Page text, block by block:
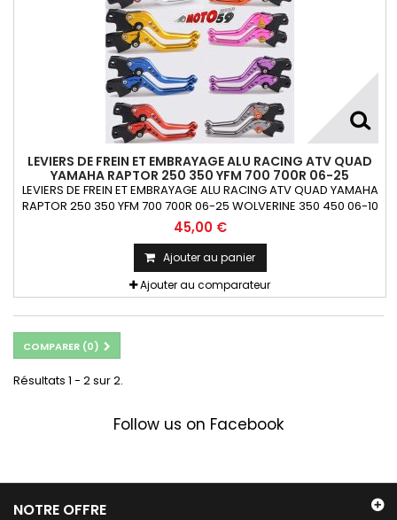
LEVIERS DE FREIN ET EMBRAYAGE ALU RACING ATV QUAD
YAMAHA RAPTOR 250 350 YFM 700 700R 06-25
WOLVERINE 350 450 06-10 YFZ 450 /R/X
LEVIERS DE FREIN ET EMBRAYAGE ALU RACING ATV QUAD YAMAHA
RAPTOR 250 350 YFM 700 700R 06-25 WOLVERINE 350 450 06-10
YFZ 450 /R/X SHORTY OU STANDARD ANODISE La paire.
45,00 €
Ajouter au panier
Ajouter au comparateur
COMPARER (0)
Résultats 1 - 2 sur 2.
Follow us on Facebook
NOTRE OFFRE